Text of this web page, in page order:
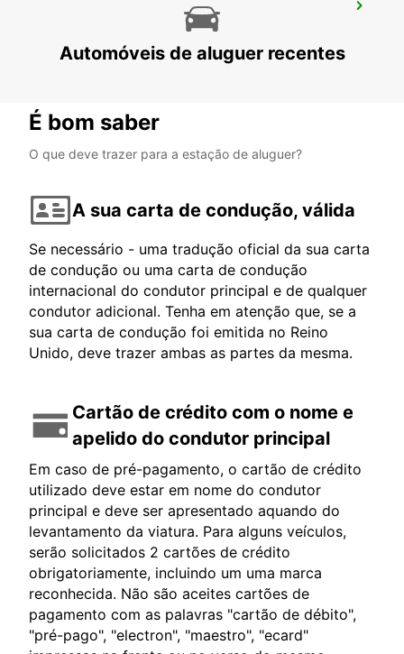
UNTERSCHLEISSHEIM
UNTERSCHLEISSHEIM - GERMANY
Automóveis de aluguer recentes
É bom saber
O que deve trazer para a estação de aluguer?
A sua carta de condução, válida
Se necessário - uma tradução oficial da sua carta
de condução ou uma carta de condução
internacional do condutor principal e de qualquer
condutor adicional. Tenha em atenção que, se a
sua carta de condução foi emitida no Reino
Unido, deve trazer ambas as partes da mesma.
Cartão de crédito com o nome e
apelido do condutor principal
Em caso de pré-pagamento, o cartão de crédito
utilizado deve estar em nome do condutor
principal e deve ser apresentado aquando do
levantamento da viatura. Para alguns veículos,
serão solicitados 2 cartões de crédito
obrigatoriamente, incluindo um uma marca
reconhecida. Não são aceites cartões de
pagamento com as palavras "cartão de débito",
"pré-pago", "electron", "maestro", "ecard"